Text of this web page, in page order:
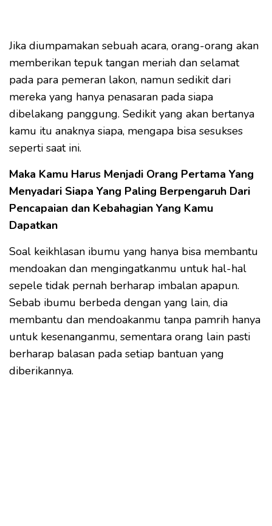
Jika diumpamakan sebuah acara, orang-orang akan
memberikan tepuk tangan meriah dan selamat
pada para pemeran lakon, namun sedikit dari
mereka yang hanya penasaran pada siapa
dibelakang panggung. Sedikit yang akan bertanya
kamu itu anaknya siapa, mengapa bisa sesukses
seperti saat ini.
Maka Kamu Harus Menjadi Orang Pertama Yang
Menyadari Siapa Yang Paling Berpengaruh Dari
Pencapaian dan Kebahagian Yang Kamu
Dapatkan
Soal keikhlasan ibumu yang hanya bisa membantu
mendoakan dan mengingatkanmu untuk hal-hal
sepele tidak pernah berharap imbalan apapun.
Sebab ibumu berbeda dengan yang lain, dia
membantu dan mendoakanmu tanpa pamrih hanya
untuk kesenanganmu, sementara orang lain pasti
berharap balasan pada setiap bantuan yang
diberikannya.